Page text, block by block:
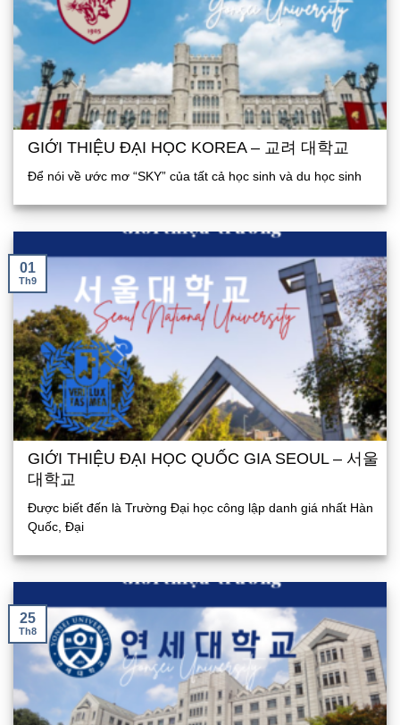
GIỚI THIỆU ĐẠI HỌC KOREA – 교려 대학교
Để nói về ước mơ “SKY” của tất cả học sinh và du học sinh
GIỚI THIỆU ĐẠI HỌC QUỐC GIA SEOUL – 서울
대학교
Được biết đến là Trường Đại học công lập danh giá nhất Hàn
Quốc, Đại
01
Th9
25
Th8